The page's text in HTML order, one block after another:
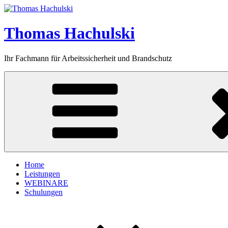
Zum
springen
Thomas Hachulski
Ihr Fachmann für Arbeitssicherheit und Brandschutz
Home
Leistungen
WEBINARE
Schulungen